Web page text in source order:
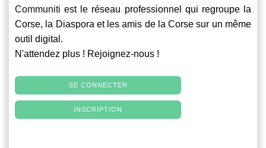
Communiti est le réseau professionnel qui regroupe la
Corse, la Diaspora et les amis de la Corse sur un même
outil digital.
N'attendez plus ! Rejoignez-nous !
SE CONNECTER
INSCRIPTION